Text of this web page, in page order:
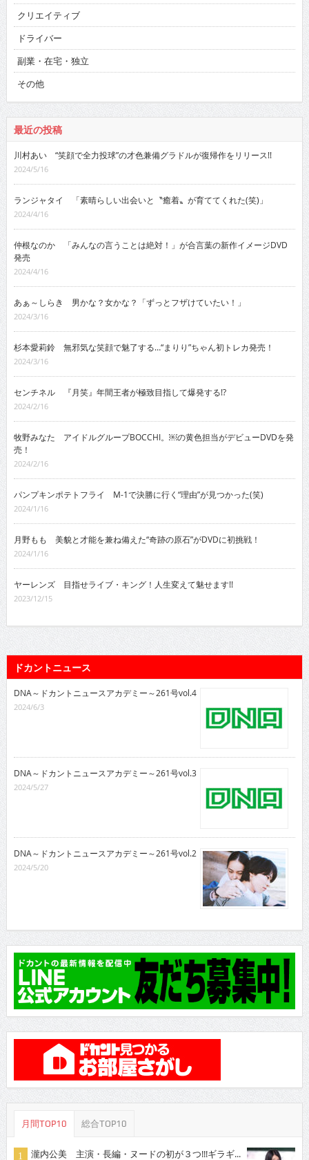
クリエイティブ
ドライバー
副業・在宅・独立
その他
最近の投稿
川村あい “笑顔で全力投球”の才色兼備グラドルが復帰作をリリース!!
2024/5/16
ランジャタイ 「素晴らしい出会いと〝癒着〟が育ててくれた(笑)」
2024/4/16
仲根なのか 「みんなの言うことは絶対！」が合言葉の新作イメージDVD
発売
2024/4/16
あぁ～しらき 男かな？女かな？「ずっとフザけていたい！」
2024/3/16
杉本愛莉鈴 無邪気な笑顔で魅了する…“まりり”ちゃん初トレカ発売！
2024/3/16
センチネル 『月笑』年間王者が極致目指して爆発する!?
2024/2/16
牧野みなた アイドルグループBOCCHI。￼の黄色担当がデビューDVDを発
売！
2024/2/16
パンプキンポテトフライ M-1で決勝に行く“理由”が見つかった(笑)
2024/1/16
月野もも 美貌と才能を兼ね備えた“奇跡の原石”がDVDに初挑戦！
2024/1/16
ヤーレンズ 目指せライブ・キング！人生変えて魅せます!!
2023/12/15
ドカントニュース
DNA～ドカントニュースアカデミー～261号vol.4
2024/6/3
DNA～ドカントニュースアカデミー～261号vol.3
2024/5/27
DNA～ドカントニュースアカデミー～261号vol.2
2024/5/20
月間TOP10 総合TOP10
瀧内公美 主演・長編・ヌードの初が３つ!!!ギラギ...